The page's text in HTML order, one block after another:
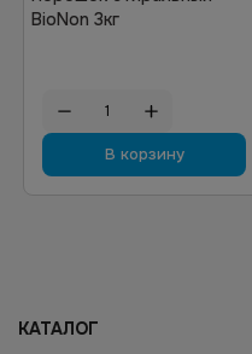
BioNon 3кг
В корзину
КАТАЛОГ